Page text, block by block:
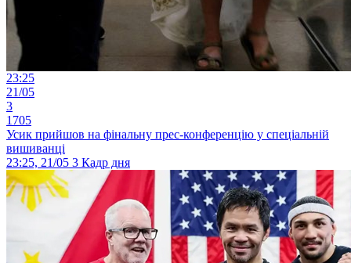
23:25
21/05
3
1705
Усик прийшов на фінальну прес-конференцію у спеціальній
вишиванці
23:25, 21/05 3 Кадр дня